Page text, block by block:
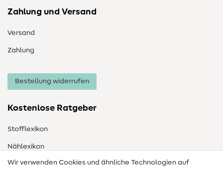
Zahlung und Versand
Versand
Zahlung
Bestellung widerrufen
Kostenlose Ratgeber
Stofflexikon
Nählexikon
Nähanleitungen
Wir verwenden Cookies und ähnliche Technologien auf